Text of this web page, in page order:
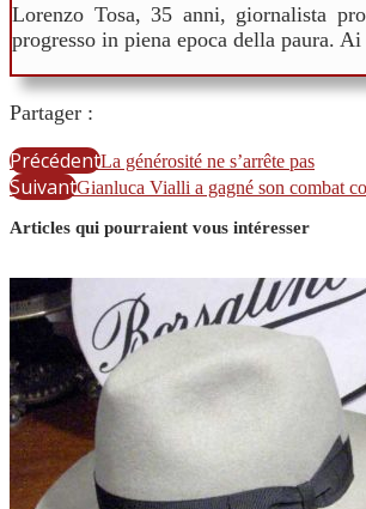
Lorenzo Tosa, 35 anni, giornalista
progresso in piena epoca della paura.
Partager :
PrécédentLa générosité ne s’arrête pas
SuivantGianluca Vialli a gagné son combat
Articles qui pourraient vous intéresser